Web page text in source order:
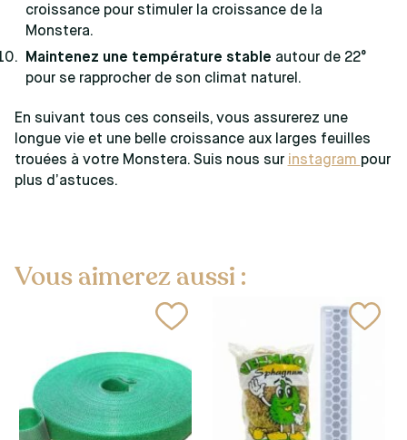
croissance pour stimuler la croissance de la
Monstera.
Maintenez une température stable autour de 22°
pour se rapprocher de son climat naturel.
En suivant tous ces conseils, vous assurerez une
longue vie et une belle croissance aux larges feuilles
trouées à votre Monstera. Suis nous sur instagram pour
plus d’astuces.
Vous aimerez aussi :